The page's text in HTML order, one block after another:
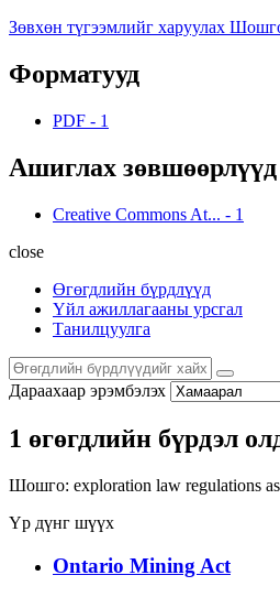
Зөвхөн түгээмлийг харуулах
Форматууд
PDF - 1
Ашиглах зөвшөөрлүүд
Creative Commons At... - 1
close
Өгөгдлийн бүрдлүүд
Үйл ажиллагааны урсгал
Танилцуулга
Дараахаар эрэмбэлэх
1 өгөгдлийн бүрдэл
Шошго: exploration law regulations
Үр дүнг шүүх
Ontario Mining Act